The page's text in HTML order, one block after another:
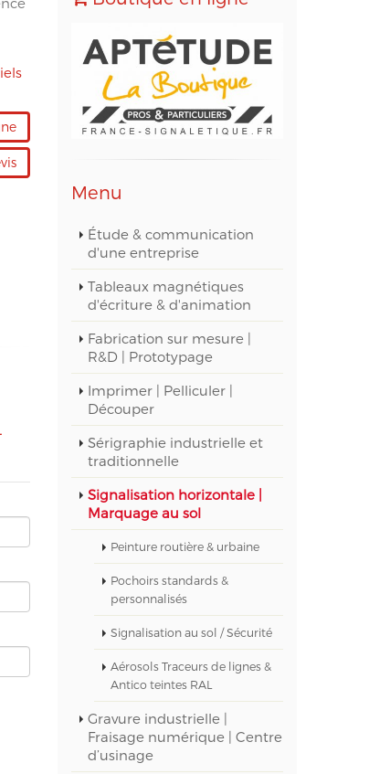
Menu
Étude & communication
d'une entreprise
Tableaux magnétiques
d'écriture & d'animation
Fabrication sur mesure |
R&D | Prototypage
Imprimer | Pelliculer |
Découper
Sérigraphie industrielle et
traditionnelle
Signalisation horizontale |
Marquage au sol
Peinture routière & urbaine
Pochoirs standards &
personnalisés
Signalisation au sol / Sécurité
Aérosols Traceurs de lignes &
Antico teintes RAL
Gravure industrielle |
Fraisage numérique | Centre
d’usinage